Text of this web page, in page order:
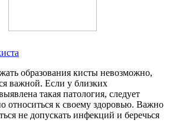
образования кисты невозможно,
важной. Если у близких
такая патология, следует
относиться к своему здоровью. Важно
не допускать инфекций и беречься